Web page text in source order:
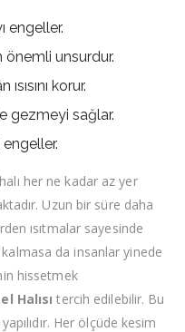
engeller.
unsurdur.
korur.
gezmeyi sağlar.
her ne kadar az yer
Uzun bir süre daha
ısıtmalar sayesinde
da insanlar yinede
hissetmek
Halısı tercih edilebilir. Bu
Her ölçüde kesim